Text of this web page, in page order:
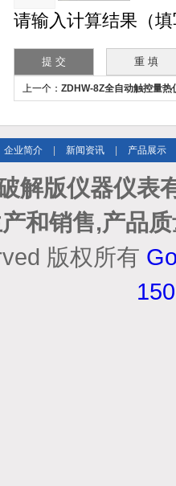
请输入计算结果（
上一个： ZDHW-8Z全自动触控量热
企业简介 新闻资讯 产品展示
解版仪器仪表
和销售,产品
版权所有